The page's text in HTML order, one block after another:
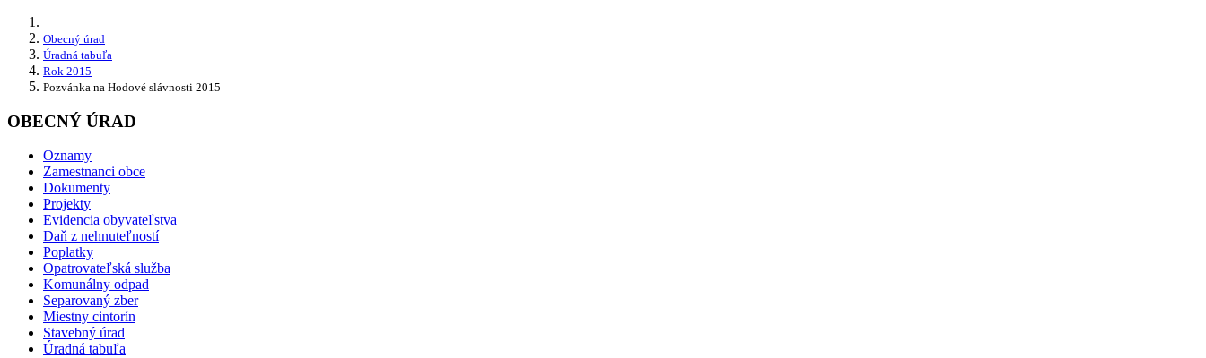
Obecný úrad
Úradná tabuľa
Rok 2015
Pozvánka na Hodové slávnosti 2015
OBECNÝ ÚRAD
Oznamy
Zamestnanci obce
Dokumenty
Projekty
Evidencia obyvateľstva
Daň z nehnuteľností
Poplatky
Opatrovateľská služba
Komunálny odpad
Separovaný zber
Miestny cintorín
Stavebný úrad
Úradná tabuľa